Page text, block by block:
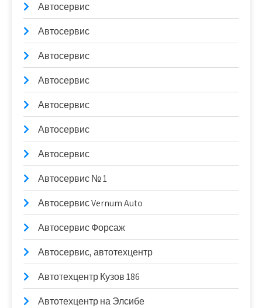
Автосервис
Автосервис
Автосервис
Автосервис
Автосервис
Автосервис
Автосервис
Автосервис № 1
Автосервис Vernum Auto
Автосервис Форсаж
Автосервис, автотехцентр
Автотехцентр Кузов 186
Автотехцентр на Элсибе